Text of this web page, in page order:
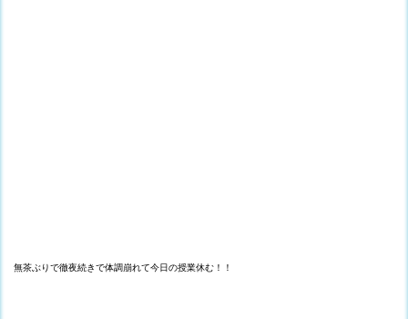
無茶ぶりで徹夜続きで体調崩れて今日の授業休む！！